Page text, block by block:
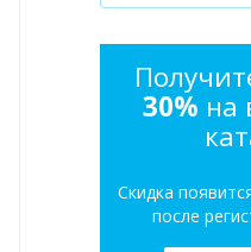
30% на
Скидка
после